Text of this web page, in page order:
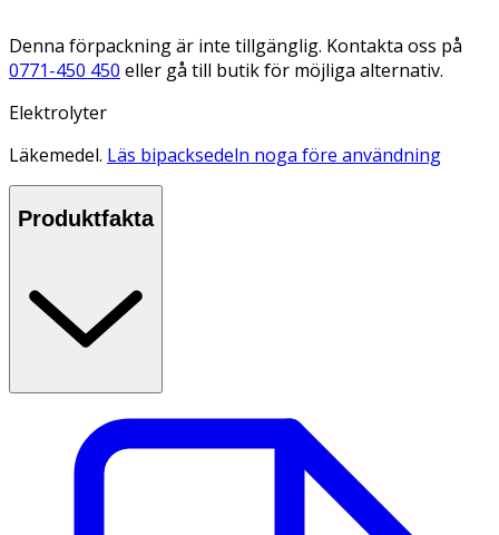
Denna förpackning är inte tillgänglig. Kontakta oss på
0771-450 450 eller gå till butik för möjliga alternativ.
Elektrolyter
Läkemedel. Läs bipacksedeln noga före användning
Produktfakta